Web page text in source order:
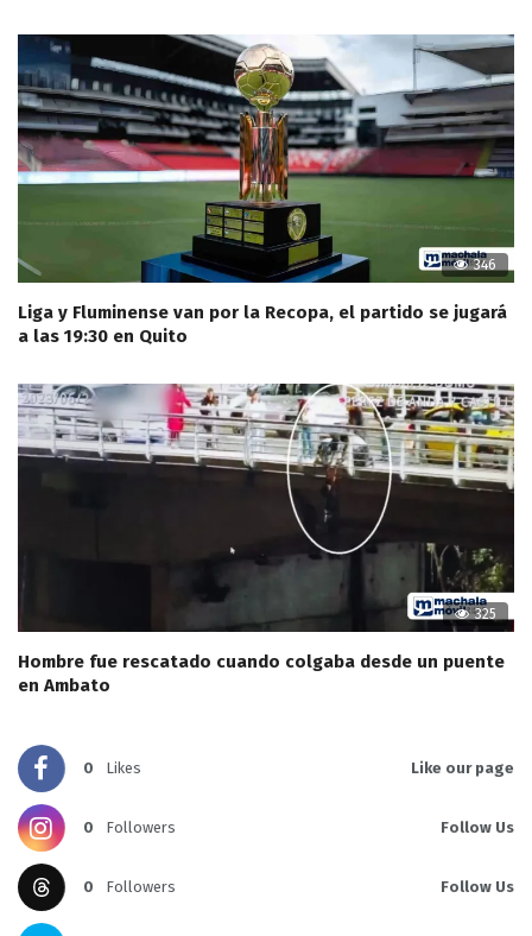
346
Liga y Fluminense van por la Recopa, el partido se jugará
a las 19:30 en Quito
325
Hombre fue rescatado cuando colgaba desde un puente
en Ambato
0 Likes Like our page
0 Followers Follow Us
0 Followers Follow Us